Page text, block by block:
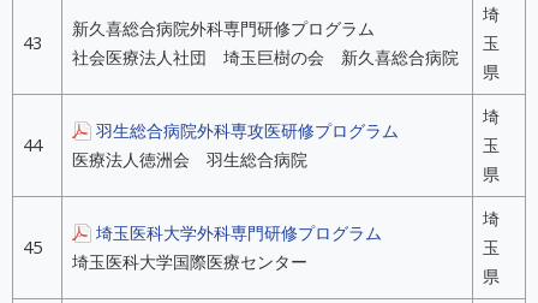
43
新久喜総合病院外科専門研修プログラム
社会医療法人社団 埼玉巨樹の会 新久喜総合病院
埼
玉
県
44
羽生総合病院外科専攻医研修プログラム
医療法人徳洲会 羽生総合病院
埼
玉
県
45
埼玉医科大学外科専門研修プログラム
埼玉医科大学国際医療センター
埼
玉
県